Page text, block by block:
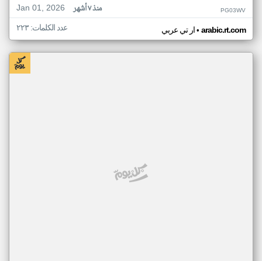
Jan 01, 2026
منذ ٧ أشهر PG03WV
ار تي عربي• arabic.rt.com عدد الكلمات: ٢٢٣